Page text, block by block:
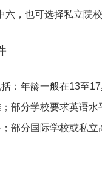
，也可选择私立院
：年龄一般在13至
部分学校要求英语
部分国际学校或私立